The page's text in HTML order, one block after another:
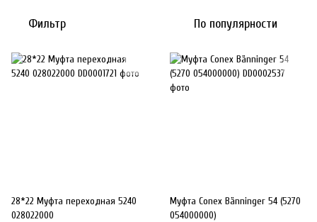
Фильтр По популярности
28*22 Муфта переходная 5240
028022000
Муфта Conex Bänninger 54 (5270
054000000)